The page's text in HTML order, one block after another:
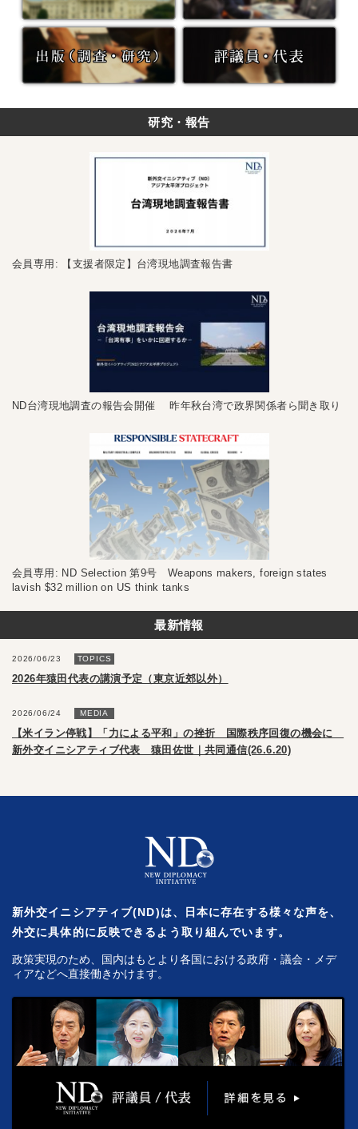
研究・報告
会員専用: 【支援者限定】台湾現地調査報告書
ND台湾現地調査の報告会開催 昨年秋台湾で政界関係者ら聞き取り
会員専用: ND Selection 第9号 Weapons makers, foreign states
lavish $32 million on US think tanks
最新情報
2026/06/23 TOPICS
2026年猿田代表の講演予定（東京近郊以外）
2026/06/24 MEDIA
【米イラン停戦】「力による平和」の挫折 国際秩序回復の機会に
新外交イニシアティブ代表 猿田佐世｜共同通信(26.6.20)
新外交イニシアティブ(ND)は、日本に存在する様々な声を、
外交に具体的に反映できるよう取り組んでいます。
政策実現のため、国内はもとより各国における政府・議会・メデ
ィアなどへ直接働きかけます。